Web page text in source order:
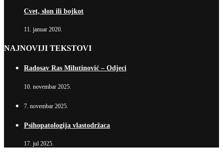
Cvet, slon ili bojkot
11. januar 2020.
NAJNOVIJI TEKSTOVI
Radosav Ras Milutinović – Odjeci
10. novembar 2025.
7. novembar 2025.
Psihopatologija vlastodržaca
17. jul 2025.